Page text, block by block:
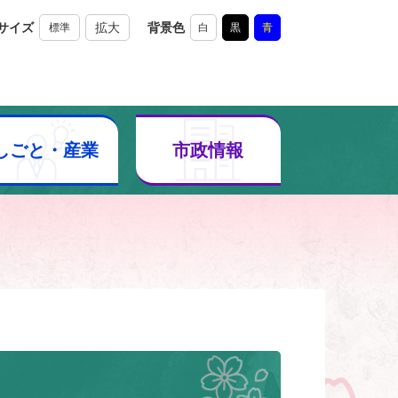
イズ 標準 拡大 背景色 白 黒 青
ごと・産業 市政情報